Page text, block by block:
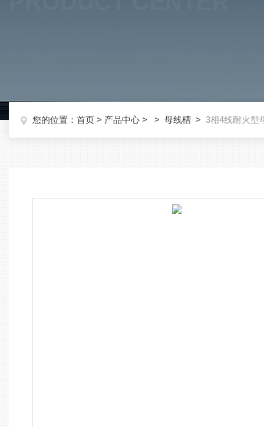
您的位置： 首页 > 产品中心 > > 母线槽 > 3相4线耐火型